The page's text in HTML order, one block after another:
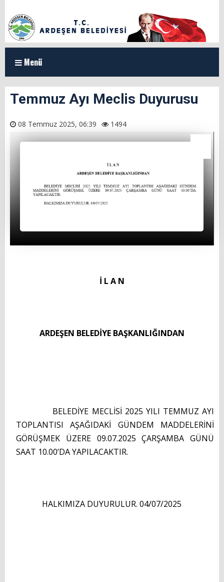
Menü
ANASAYFA
Organizasyon Şeması
Meclis Üyeleri
Milletvekillerimiz
Başkanın Özgeçmişi
Başkana Mesaj
PROJELERİMİZ
GÜNCEL
Videolar
Temmuz Ayı Meclis Duyurusu
08 Temmuz 2025, 06:39 1494
İ L A N
ARDEŞEN BELEDİYE BAŞKANLIĞINDAN
BELEDİYE MECLİSİ 2025 YILI TEMMUZ AYI
TOPLANTISI AŞAĞIDAKİ GÜNDEM MADDELERİNİ
GÖRÜŞMEK ÜZERE 09.07.2025 ÇARŞAMBA GÜNÜ
SAAT 10.00’DA YAPILACAKTIR.
HALKIMIZA DUYURULUR. 04/07/2025